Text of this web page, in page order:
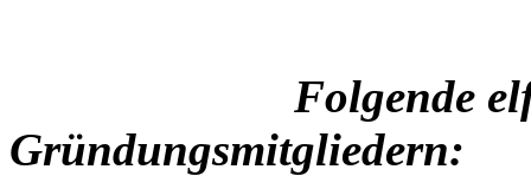
Folgende
Gründungsmitgliedern: